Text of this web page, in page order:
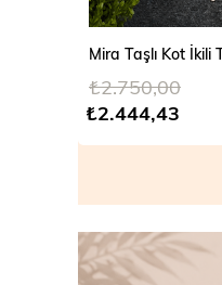
₺2.444,43
₺2.750,00